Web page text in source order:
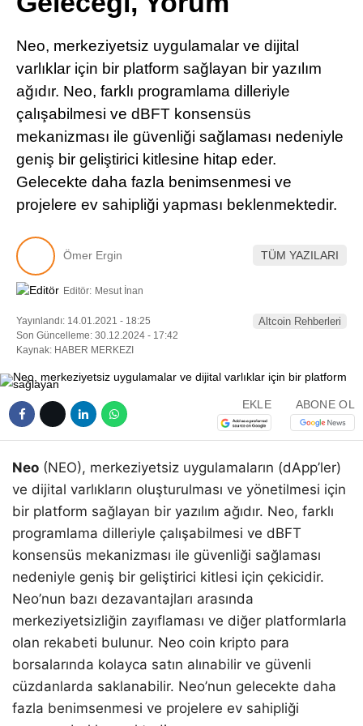
LinkedIn
Telegram
Neo, merkeziyetsiz uygulamalar ve dijital
varlıklar için bir platform sağlayan bir yazılım
ağıdır. Neo, farklı programlama dilleriyle
çalışabilmesi ve dBFT konsensüs
mekanizması ile güvenliği sağlaması nedeniyle
geniş bir geliştirici kitlesine hitap eder.
Gelecekte daha fazla benimsenmesi ve
projelere ev sahipliği yapması beklenmektedir.
Ömer Ergin TÜM YAZILARI
Editör: Mesut İnan
Yayınlandı: 14.01.2021 - 18:25
Son Güncelleme: 30.12.2024 - 17:42
Kaynak: HABER MERKEZI
Altcoin Rehberleri
EKLE ABONE OL
Neo (NEO), merkeziyetsiz uygulamaların (dApp’ler)
ve dijital varlıkların oluşturulması ve yönetilmesi için
bir platform sağlayan bir yazılım ağıdır. Neo, farklı
programlama dilleriyle çalışabilmesi ve dBFT
konsensüs mekanizması ile güvenliği sağlaması
nedeniyle geniş bir geliştirici kitlesi için çekicidir.
Neo’nun bazı dezavantajları arasında
merkeziyetsizliğin zayıflaması ve diğer platformlarla
olan rekabeti bulunur. Neo coin kripto para
borsalarında kolayca satın alınabilir ve güvenli
cüzdanlarda saklanabilir. Neo’nun gelecekte daha
fazla benimsenmesi ve projelere ev sahipliği